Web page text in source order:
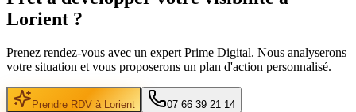
Lorient ?
Prenez rendez-vous avec un expert Prime Digital. Nous analyserons
votre situation et vous proposerons un plan d'action personnalisé.
Prendre RDV à Lorient 07 66 39 21 14